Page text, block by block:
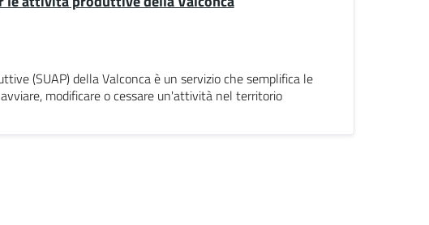
(SUAP) della Valconca è un servizio che semplifica le
modificare o cessare un'attività nel territorio